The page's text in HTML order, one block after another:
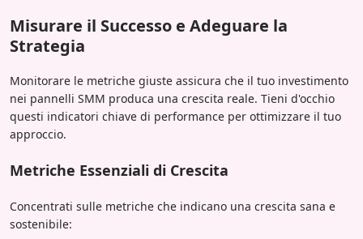
Misurare il Successo e Adeguare la
Strategia
Monitorare le metriche giuste assicura che il tuo investimento
nei pannelli SMM produca una crescita reale. Tieni d'occhio
questi indicatori chiave di performance per ottimizzare il tuo
approccio.
Metriche Essenziali di Crescita
Concentrati sulle metriche che indicano una crescita sana e
sostenibile: